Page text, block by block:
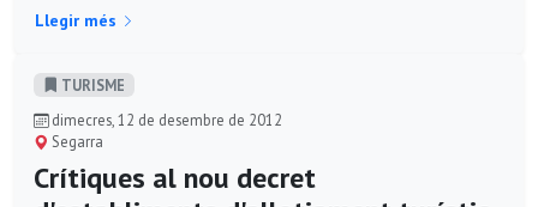
Llegir més
TURISME
dimecres, 12 de desembre de 2012
Segarra
Crítiques al nou decret